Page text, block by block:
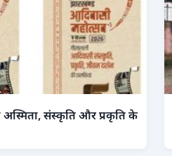
संस्कृति और प्रकृति के